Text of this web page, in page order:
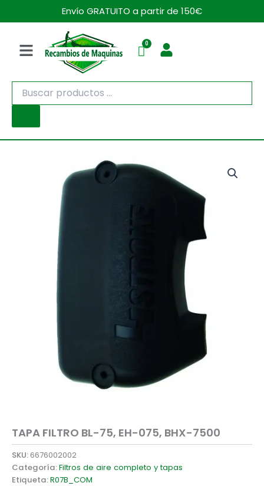
al
Envío GRATUITO a partir de 150€
Menú
productos
TAPA FILTRO BL-75, EH-075, BHX-7500
SKU:6676002002
Categoría:Filtros de aire completo y tapas
Etiqueta:R07B_COM